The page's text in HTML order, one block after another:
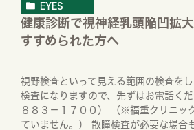
EYES
健康診断で視神経乳頭陥凹拡
すすめられた方へ
視野検査といって見える範囲の検査を
検査になりますので、先ずはお電話く
８８３－１７００） （※福重クリニッ
ていません。） 散瞳検査が必要な場合